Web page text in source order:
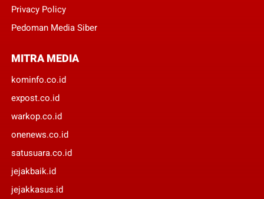
Privacy Policy
Pedoman Media Siber
MITRA MEDIA
kominfo.co.id
expost.co.id
warkop.co.id
onenews.co.id
satusuara.co.id
jejakbaik.id
jejakkasus.id